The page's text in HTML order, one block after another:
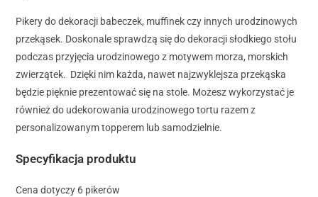
Pikery do dekoracji babeczek, muffinek czy innych urodzinowych
przekąsek. Doskonale sprawdzą się do dekoracji słodkiego stołu
podczas przyjęcia urodzinowego z motywem morza, morskich
zwierzątek. Dzięki nim każda, nawet najzwyklejsza przekąska
będzie pięknie prezentować się na stole. Możesz wykorzystać je
również do udekorowania urodzinowego tortu razem z
personalizowanym topperem lub samodzielnie.
Specyfikacja produktu
Cena dotyczy 6 pikerów